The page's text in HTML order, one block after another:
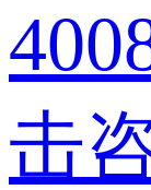
击